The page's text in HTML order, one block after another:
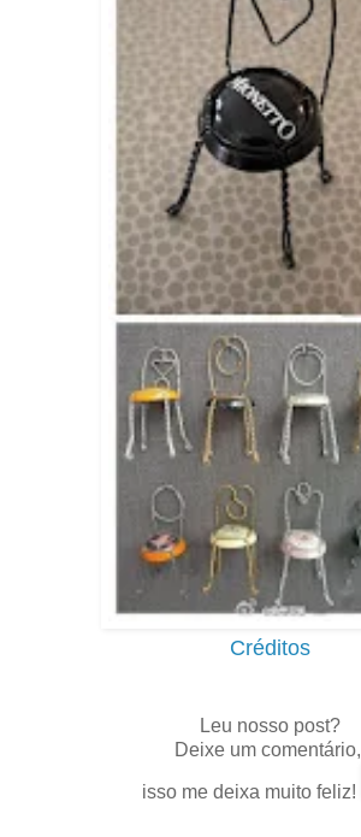
Créditos
Leu nosso post?
Deixe um comentário,
isso me deixa muito feliz!